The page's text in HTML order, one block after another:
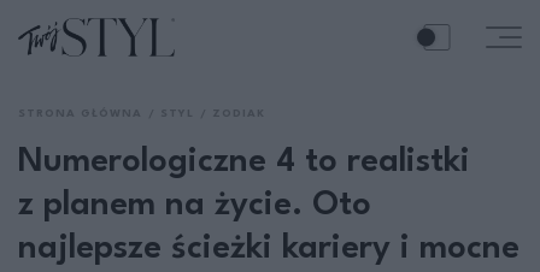
Numerologiczne 4 to realistki
z planem na życie. Oto
najlepsze ścieżki kariery i mocne